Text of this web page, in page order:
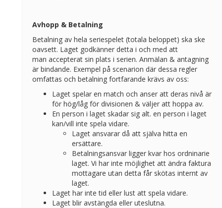
Avhopp & Betalning
Betalning av hela seriespelet (totala beloppet) ska ske
oavsett. Laget godkänner detta i och med att
man accepterat sin plats i serien. Anmälan & antagning
är bindande. Exempel på scenarion där dessa regler
omfattas och betalning fortfarande krävs av oss:
Laget spelar en match och anser att deras nivå är
för hög/låg för divisionen & väljer att hoppa av.
En person i laget skadar sig alt. en person i laget
kan/vill inte spela vidare.
Laget ansvarar då att själva hitta en
ersättare.
Betalningsansvar ligger kvar hos ordninarie
laget. Vi har inte möjlighet att ändra faktura
mottagare utan detta får skötas internt av
laget.
Laget har inte tid eller lust att spela vidare.
Laget blir avstängda eller uteslutna.